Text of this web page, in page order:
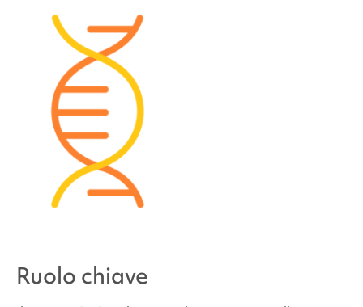
Le persone affette da
hanno un aspetto diverso?
Come viene trattata la
correlata?
Problemi di comportamento e di sviluppo legati
sindrome NLGN2-correlata
Ruolo chiave